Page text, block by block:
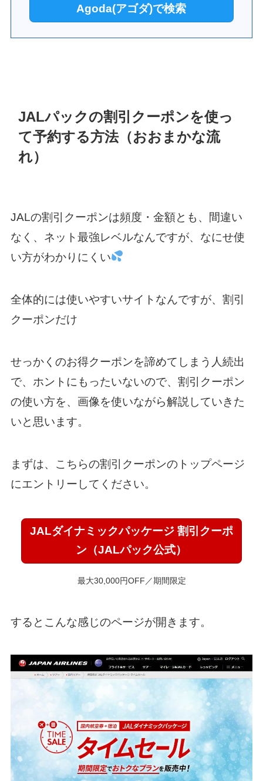
Agoda(アゴダ)で検索
JALパックの割引クーポンを使っ
て予約する方法（おおまかな流
れ）
JALの割引クーポンは頻度・金額とも、間違い
なく、ネット最強レベルなんですが、なにせ使
い方がわかりにくい
全体的には使いやすいサイトなんですが、割引
クーポンだけ
せっかくのお得クーポンを諦めてしまう人続出
で、ホントにもったいないので、割引クーポン
の使い方を、画像を使いながら解説していきた
いと思います。
まずは、こちらの割引クーポンのトップページ
にエントリーしてください。
JALダイナミックパッケージ 割引クーポ
ン（JALパック公式）
最大30,000円OFF／期間限定
するとこんな感じのページが開きます。